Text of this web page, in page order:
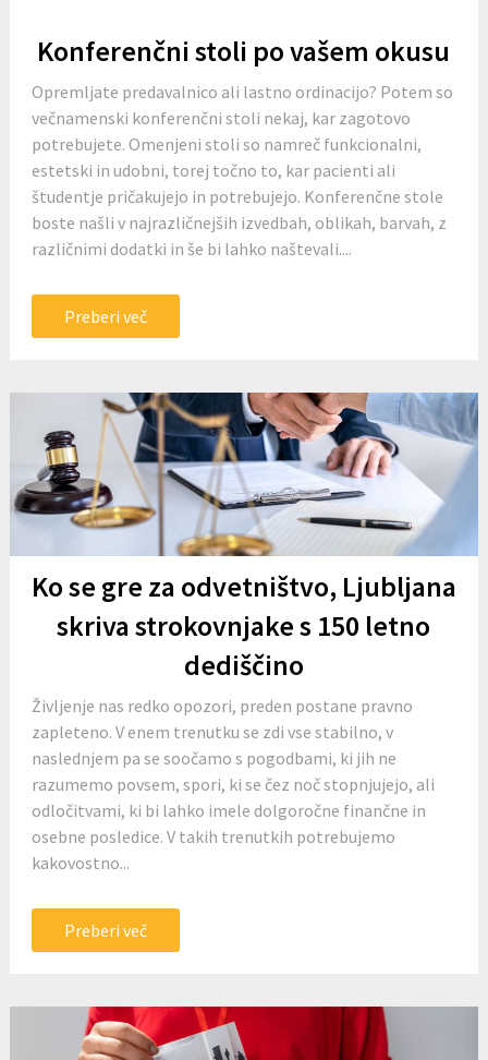
Konferenčni stoli po vašem okusu
Opremljate predavalnico ali lastno ordinacijo? Potem so
večnamenski konferenčni stoli nekaj, kar zagotovo
potrebujete. Omenjeni stoli so namreč funkcionalni,
estetski in udobni, torej točno to, kar pacienti ali
študentje pričakujejo in potrebujejo. Konferenčne stole
boste našli v najrazličnejših izvedbah, oblikah, barvah, z
različnimi dodatki in še bi lahko naštevali....
Preberi več
Ko se gre za odvetništvo, Ljubljana
skriva strokovnjake s 150 letno
dediščino
Življenje nas redko opozori, preden postane pravno
zapleteno. V enem trenutku se zdi vse stabilno, v
naslednjem pa se soočamo s pogodbami, ki jih ne
razumemo povsem, spori, ki se čez noč stopnjujejo, ali
odločitvami, ki bi lahko imele dolgoročne finančne in
osebne posledice. V takih trenutkih potrebujemo
kakovostno...
Preberi več